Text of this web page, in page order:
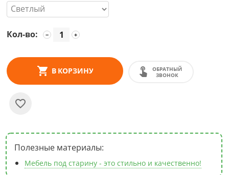
Кол-во: +
−
В КОРЗИНУ
ОБРАТНЫЙ
ЗВОНОК
Полезные материалы:
Мебель под старину - это стильно и качественно!